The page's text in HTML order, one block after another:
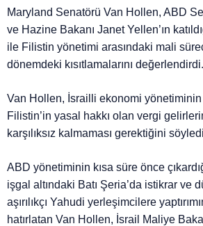
Maryland Senatörü Van Hollen, ABD
ve Hazine Bakanı Janet Yellen’ın
ile Filistin yönetimi arasındaki mali
dönemdeki kısıtlamalarını değerlendirdi.
Van Hollen, İsrailli ekonomi yönetiminin
Filistin’in yasal hakkı olan vergi
karşılıksız kalmaması gerektiğini
ABD yönetiminin kısa süre önce
işgal altındaki Batı Şeria’da istikrar ve
aşırılıkçı Yahudi yerleşimcilere
hatırlatan Van Hollen, İsrail Maliye